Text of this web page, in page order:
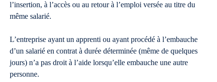
l’insertion, à l’accès ou au retour à l’emploi versée au titre du
même salarié.
L’entreprise ayant un apprenti ou ayant procédé à l’embauche
d’un salarié en contrat à durée déterminée (même de quelques
jours) n’a pas droit à l’aide lorsqu’elle embauche une autre
personne.